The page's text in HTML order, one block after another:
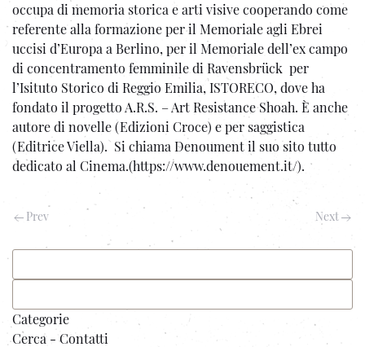
occupa di memoria storica e arti visive cooperando come
referente alla formazione per il Memoriale agli Ebrei
uccisi d’Europa a Berlino, per il Memoriale dell’ex campo
di concentramento femminile di Ravensbrück per
l’Isituto Storico di Reggio Emilia, ISTORECO, dove ha
fondato il progetto A.R.S. – Art Resistance Shoah. È anche
autore di novelle (Edizioni Croce) e per saggistica
(Editrice Viella). Si chiama Denoument il suo sito tutto
dedicato al Cinema.(https://www.denouement.it/).
Prev Next
Categorie
Cerca - Contatti